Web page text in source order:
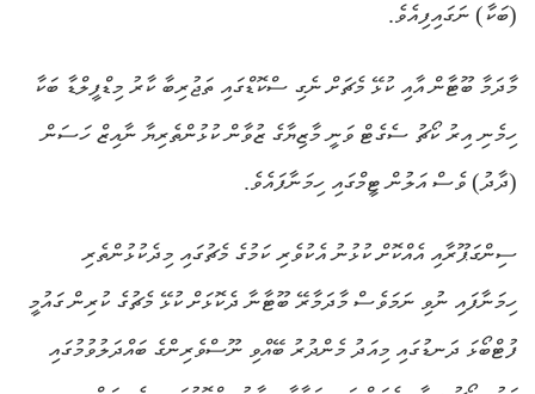
(ބަކާ) ނަގައިފިއެވެ.
މާދަމާ ބޫޓާން އާއި ކުޅޭ މެޗަށް ނެގި ސްކޮޑްގައި ތަޖުރިބާ ކާރު މިޑްފީލްޑާ ބަކާ
ހިމެނި އިރު ކޯޗު ސެގެޓް ވަނީ މާޒިޔާގެ ޒުވާން ކުޅުންތެރިޔާ ނާއިޒް ހަސަން
(ދާދު) ވެސް އަލުން ޓީމްގައި ހިމަނާފައެވެ.
ސިންގަޕޫރާއި އެއްކޮށް ކުޅުނު އެކުވެރި ކަމުގެ މެޗުގައި މިދެކުޅުންތެރި
ހިމަނާފައި ނުވި ނަމަވެސް މާދަމާރޭ ބޫޓާނާ ދެކޮޅަށް ކުޅޭ މެޗުގެ ކުރިން ގައުމީ
ފުޓްބޯޅަ ދަނޑުގައި މިއަދު މެންދުރު ބޭއްވި ނޫސްވެރިންގެ ބައްދަލުވުމުގައި